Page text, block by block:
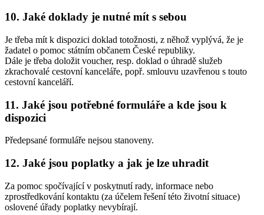
10. Jaké doklady je nutné mít s sebou
Je třeba mít k dispozici doklad totožnosti, z něhož vyplývá, že je
žadatel o pomoc státním občanem České republiky.
Dále je třeba doložit voucher, resp. doklad o úhradě služeb
zkrachovalé cestovní kanceláře, popř. smlouvu uzavřenou s touto
cestovní kanceláří.
11. Jaké jsou potřebné formuláře a kde jsou k
dispozici
Předepsané formuláře nejsou stanoveny.
12. Jaké jsou poplatky a jak je lze uhradit
Za pomoc spočívající v poskytnutí rady, informace nebo
zprostředkování kontaktu (za účelem řešení této životní situace)
oslovené úřady poplatky nevybírají.